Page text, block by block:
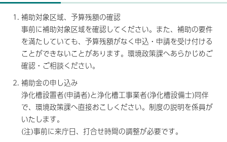
補助対象区域、予算残額の確認
事前に補助対象区域を確認してください。また、補助の要件
を満たしていても、予算残額がなく申込・申請を受け付ける
ことができないことがあります。環境政策課へあらかじめご
確認・ご相談ください。
補助金の申し込み
浄化槽設置者(申請者)と浄化槽工事業者(浄化槽設備士)同伴
で、環境政策課へ直接おこしください。制度の説明を係員が
いたします。
(注)事前に来庁日、打合せ時間の調整が必要です。